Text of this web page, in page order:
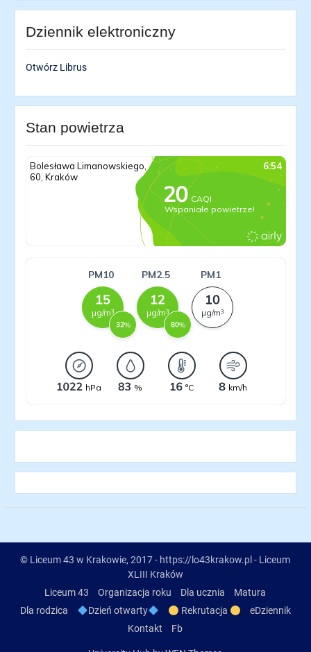
Dziennik elektroniczny
Otwórz Librus
Stan powietrza
© Liceum 43 w Krakowie, 2017 - https://lo43krakow.pl - Liceum
XLIII Kraków
Liceum 43
Organizacja roku Dla ucznia
Matura
Dla rodzica
Dzień otwarty Rekrutacja
eDziennik
Kontakt
Fb